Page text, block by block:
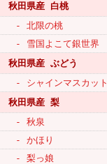
秋田県産 白桃
- 北限の桃
- 雪国よこて銀世界
秋田県産 ぶどう
- シャインマスカット
秋田県産 梨
- 秋泉
- かほり
- 梨っ娘